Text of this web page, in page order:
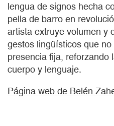
lengua de signos hecha
pella de barro en
artista extruye volumen y
gestos lingüísticos que
presencia fija, reforzando
cuerpo y lenguaje.
Página web de Belén